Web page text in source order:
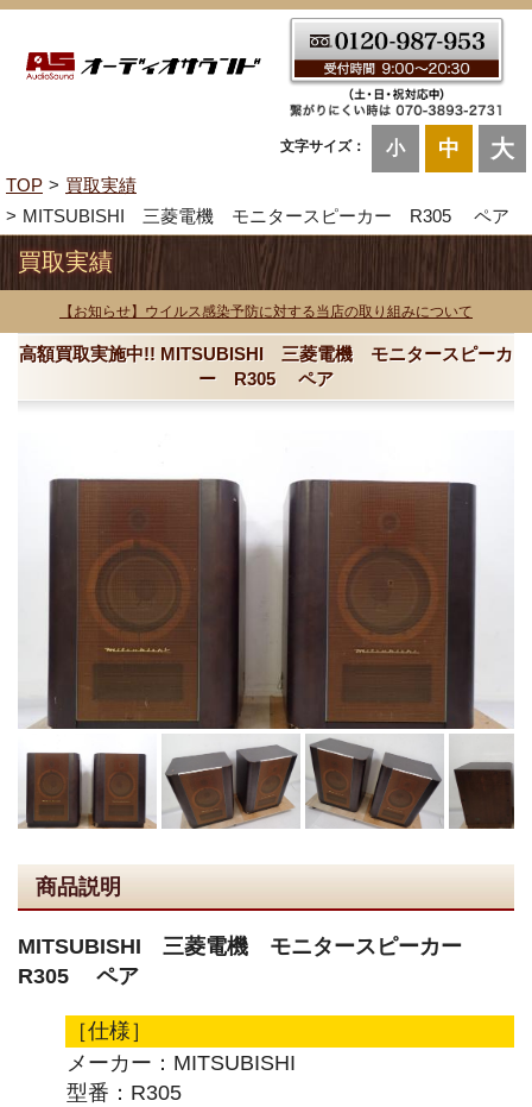
文字サイズ： 小 中 大
TOP
買取実績
MITSUBISHI 三菱電機 モニタースピーカー R305 ペア
買取実績
【お知らせ】ウイルス感染予防に対する当店の取り組みについて
高額買取実施中!! MITSUBISHI 三菱電機 モニタースピーカ
ー R305 ペア
商品説明
MITSUBISHI 三菱電機 モニタースピーカー
R305 ペア
［仕様］
メーカー：MITSUBISHI
型番：R305